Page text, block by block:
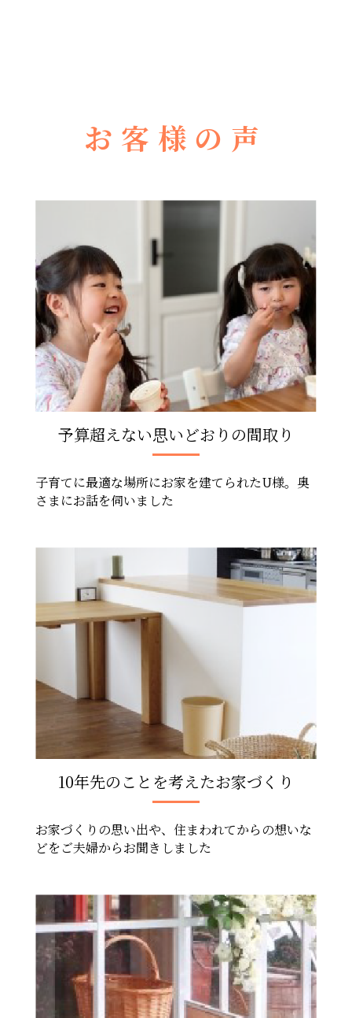
お客様の声
予算超えない思いどおりの間取り
子育てに最適な場所にお家を建てられたU様。奥
さまにお話を伺いました
10年先のことを考えたお家づくり
お家づくりの思い出や、住まわれてからの想いな
どをご夫婦からお聞きしました